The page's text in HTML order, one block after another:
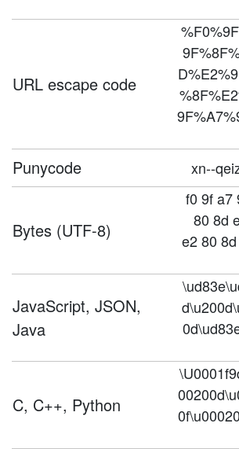
URL escape code
Punycode xn--
Bytes (UTF-8)
f0 9f a7
80 8d
e2 80
JavaScript, JSON,
Java
C, C++, Python